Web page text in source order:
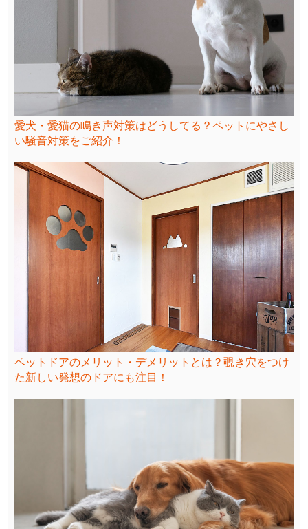
愛犬・愛猫の鳴き声対策はどうしてる？ペットにやさし
い騒音対策をご紹介！
ペットドアのメリット・デメリットとは？覗き穴をつけ
た新しい発想のドアにも注目！